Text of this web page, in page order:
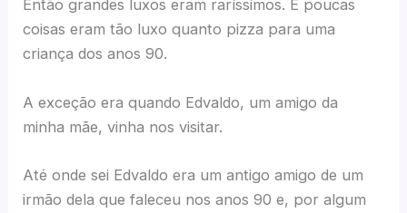
Então grandes luxos eram raríssimos. E poucas
coisas eram tão luxo quanto pizza para uma
criança dos anos 90.
A exceção era quando Edvaldo, um amigo da
minha mãe, vinha nos visitar.
Até onde sei Edvaldo era um antigo amigo de um
irmão dela que faleceu nos anos 90 e, por algum